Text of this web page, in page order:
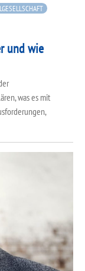
und wie
was es mit